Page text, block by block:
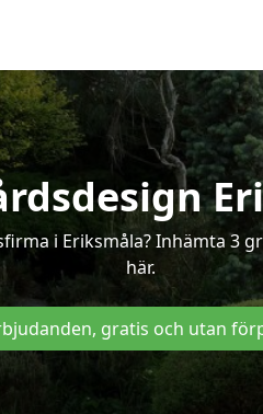
i Eriksmåla? Inhämta 3
här.
gratis och utan